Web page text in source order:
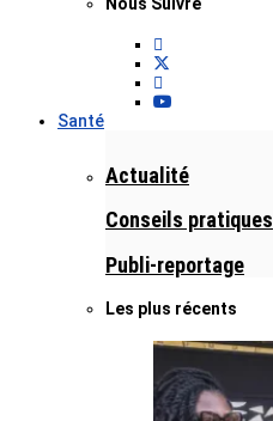
Santé
Actualité
Conseils pratiques
Publi-reportage
Les plus récents